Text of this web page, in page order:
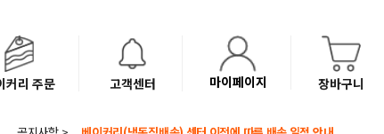
커리 주문 고객센터 마이페이지 장바구니